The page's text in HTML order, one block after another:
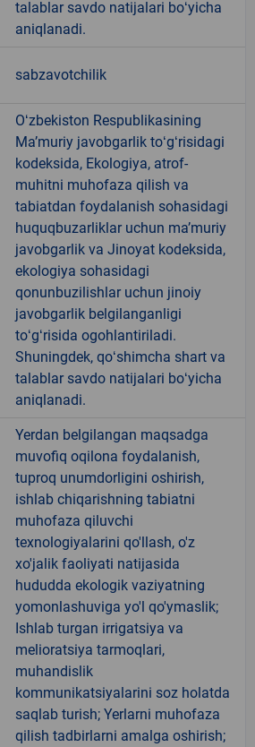
talablar savdo natijalari boʻyicha
aniqlanadi.
sabzavotchilik
Oʻzbekiston Respublikasining
Maʼmuriy javobgarlik toʻgʻrisidagi
kodeksida, Ekologiya, atrof-
muhitni muhofaza qilish va
tabiatdan foydalanish sohasidagi
huquqbuzarliklar uchun maʼmuriy
javobgarlik va Jinoyat kodeksida,
ekologiya sohasidagi
qonunbuzilishlar uchun jinoiy
javobgarlik belgilanganligi
toʻgʻrisida ogohlantiriladi.
Shuningdek, qoʻshimcha shart va
talablar savdo natijalari boʻyicha
aniqlanadi.
Yerdan belgilangan maqsadga
muvofiq oqilona foydalanish,
tuproq unumdorligini oshirish,
ishlab chiqarishning tabiatni
muhofaza qiluvchi
texnologiyalarini qo'llash, o'z
xo'jalik faoliyati natijasida
hududda ekologik vaziyatning
yomonlashuviga yo'l qo'ymaslik;
Ishlab turgan irrigatsiya va
melioratsiya tarmoqlari,
muhandislik
kommunikatsiyalarini soz holatda
saqlab turish; Yerlarni muhofaza
qilish tadbirlarni amalga oshirish;